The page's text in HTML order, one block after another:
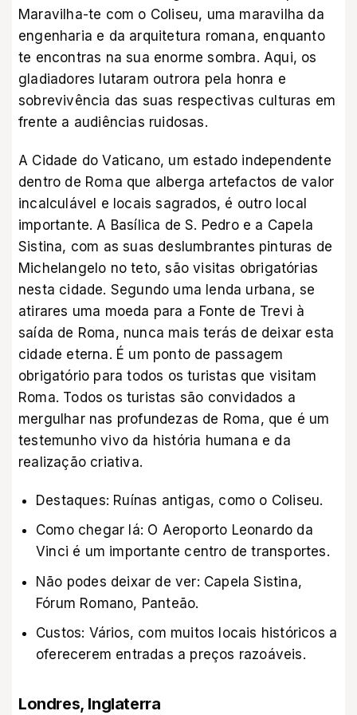
Maravilha-te com o Coliseu, uma maravilha da
engenharia e da arquitetura romana, enquanto
te encontras na sua enorme sombra. Aqui, os
gladiadores lutaram outrora pela honra e
sobrevivência das suas respectivas culturas em
frente a audiências ruidosas.
A Cidade do Vaticano, um estado independente
dentro de Roma que alberga artefactos de valor
incalculável e locais sagrados, é outro local
importante. A Basílica de S. Pedro e a Capela
Sistina, com as suas deslumbrantes pinturas de
Michelangelo no teto, são visitas obrigatórias
nesta cidade. Segundo uma lenda urbana, se
atirares uma moeda para a Fonte de Trevi à
saída de Roma, nunca mais terás de deixar esta
cidade eterna. É um ponto de passagem
obrigatório para todos os turistas que visitam
Roma. Todos os turistas são convidados a
mergulhar nas profundezas de Roma, que é um
testemunho vivo da história humana e da
realização criativa.
Destaques: Ruínas antigas, como o Coliseu.
Como chegar lá: O Aeroporto Leonardo da
Vinci é um importante centro de transportes.
Não podes deixar de ver: Capela Sistina,
Fórum Romano, Panteão.
Custos: Vários, com muitos locais históricos a
oferecerem entradas a preços razoáveis.
Londres, Inglaterra